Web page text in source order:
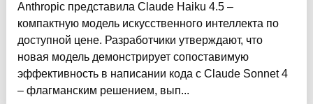
Anthropic представила Claude Haiku 4.5 –
компактную модель искусственного интеллекта по
доступной цене. Разработчики утверждают, что
новая модель демонстрирует сопоставимую
эффективность в написании кода с Claude Sonnet 4
– флагманским решением, вып...